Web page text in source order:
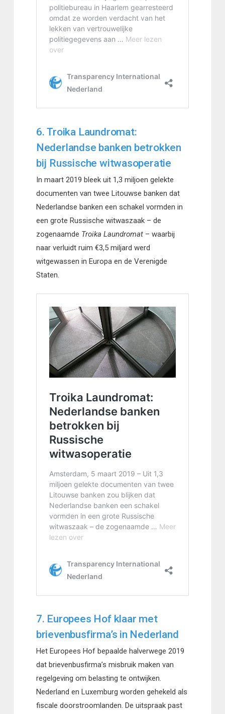
6. Troika Laundromat:
Nederlandse banken betrokken
bij Russische witwasoperatie
In maart 2019 bleek uit 1,3 miljoen gelekte
documenten van twee Litouwse banken dat
Nederlandse banken een schakel vormden in
een grote Russische witwaszaak – de
zogenaamde Troika Laundromat– waarbij
naar verluidt ruim €3,5 miljard werd
witgewassen in Europa en de Verenigde
Staten.
7. Europees Hof klaar met
brievenbusfirma’s in Nederland
Het Europees Hof bepaalde halverwege 2019
dat brievenbusfirma’s misbruik maken van
regelgeving om belasting te ontwijken.
Nederland en Luxemburg worden gehekeld als
fiscale doorstroomlanden. De uitspraak past